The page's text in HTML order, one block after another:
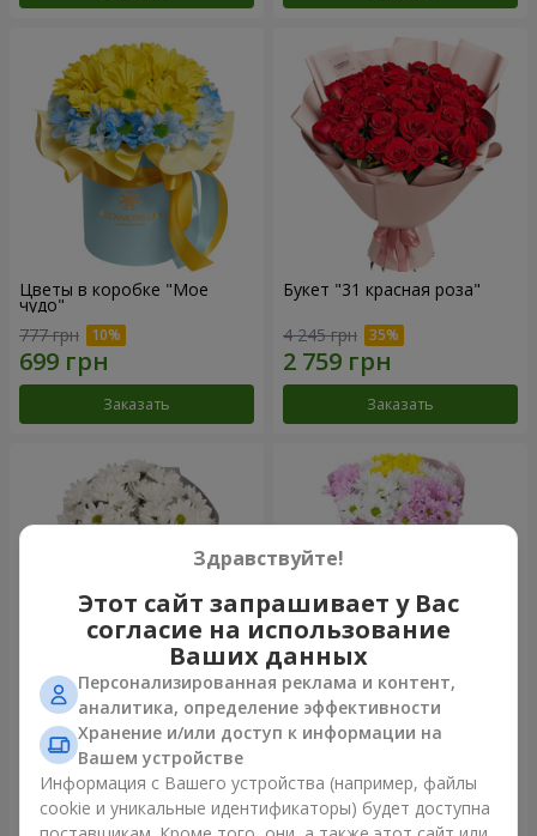
Цветы в коробке "Мое
чудо"
777 грн
Заказать
Букет "31 красная роза"
4 245 грн
Заказать
Букет "Киото" из 5 белых
хризантем
999 грн
Заказать
Букет "Времена года"
Заказать
Здравствуйте!
Этот сайт запрашивает у Вас
согласие на использование
Ваших данных
Персонализированная реклама и контент,
аналитика, определение эффективности
Хранение и/или доступ к информации на
Вашем устройстве
Информация с Вашего устройства (например, файлы
cookie и уникальные идентификаторы) будет доступна